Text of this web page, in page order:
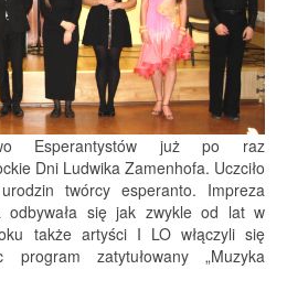
Esperantystów już po raz
Dni Ludwika Zamenhofa. Uczciło
twórcy esperanto. Impreza
się jak zwykle od lat w
także artyści I LO włączyli się
program zatytułowany „Muzyka